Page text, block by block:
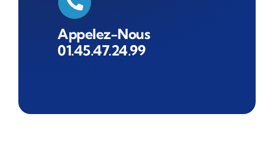
Appelez-Nous
01.45.47.24.99